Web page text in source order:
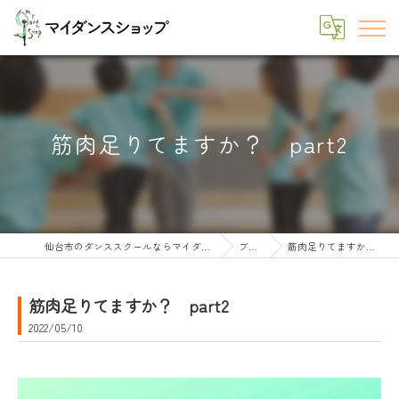
筋肉足りてますか？ part2
仙台市のダンススクールならマイダンスショップ ブログ 筋肉足りてますか？ part2
筋肉足りてますか？ part2
2022/05/10